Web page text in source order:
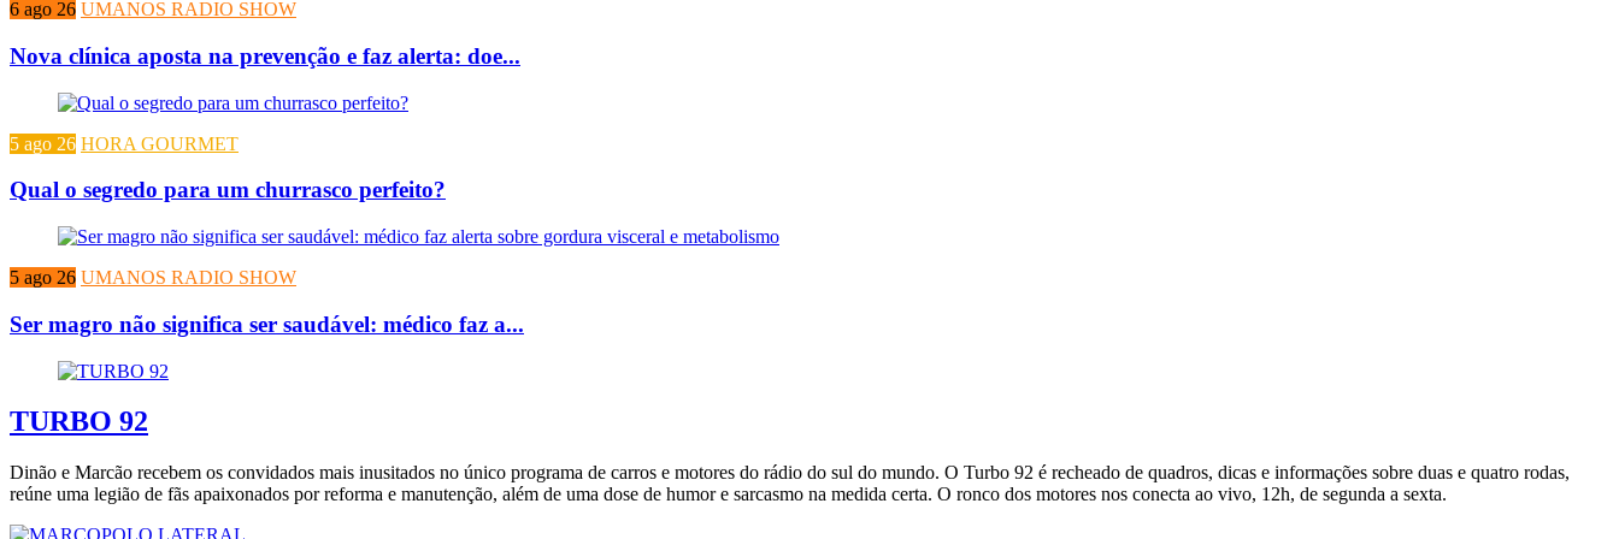
6 ago 26 UMANOS RADIO SHOW
Nova clínica aposta na prevenção e faz alerta: doe...
5 ago 26 HORA GOURMET
Qual o segredo para um churrasco perfeito?
5 ago 26 UMANOS RADIO SHOW
Ser magro não significa ser saudável: médico faz a...
TURBO 92
Dinão e Marcão recebem os convidados mais inusitados no único programa de carros e motores do rádio do sul do mundo. O Turbo 92 é recheado de quadros, dicas e informações sobre duas e quatro rodas,
reúne uma legião de fãs apaixonados por reforma e manutenção, além de uma dose de humor e sarcasmo na medida certa. O ronco dos motores nos conecta ao vivo, 12h, de segunda a sexta.